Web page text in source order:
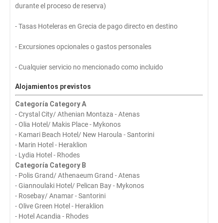
durante el proceso de reserva)
- Tasas Hoteleras en Grecia de pago directo en destino
- Excursiones opcionales o gastos personales
- Cualquier servicio no mencionado como incluido
Alojamientos previstos
Categoría Category A
- Crystal City/ Athenian Montaza - Atenas
- Olia Hotel/ Makis Place - Mykonos
- Kamari Beach Hotel/ New Haroula - Santorini
- Marin Hotel - Heraklion
- Lydia Hotel - Rhodes
Categoría Category B
- Polis Grand/ Athenaeum Grand - Atenas
- Giannoulaki Hotel/ Pelican Bay - Mykonos
- Rosebay/ Anamar - Santorini
- Olive Green Hotel - Heraklion
- Hotel Acandia - Rhodes